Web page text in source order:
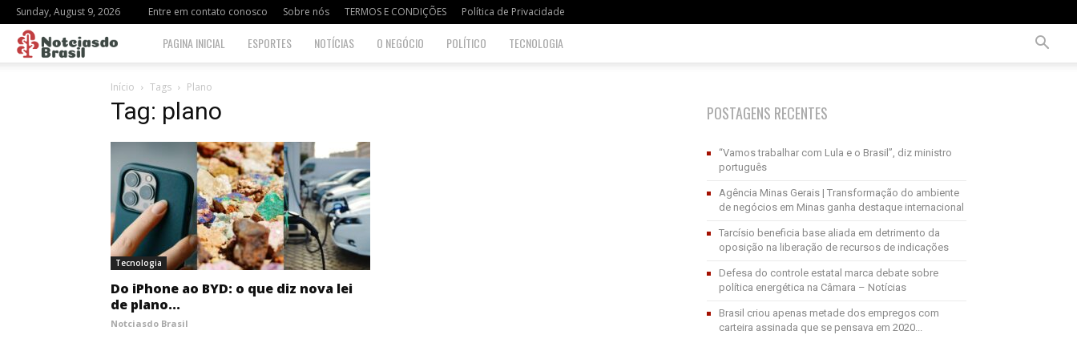
Sunday, August 9, 2026 Entre em contato conosco Sobre nós TERMOS E CONDIÇÕES Política de Privacidade
Notciasdo
Brasil
PAGINA INICIAL ESPORTES NOTÍCIAS O NEGÓCIO POLÍTICO TECNOLOGIA
Início Tags Plano
Tag: plano
Tecnologia
Do iPhone ao BYD: o que diz nova lei
de plano...
Notciasdo Brasil
POSTAGENS RECENTES
“Vamos trabalhar com Lula e o Brasil”, diz ministro
português
Agência Minas Gerais | Transformação do ambiente
de negócios em Minas ganha destaque internacional
Tarcísio beneficia base aliada em detrimento da
oposição na liberação de recursos de indicações
Defesa do controle estatal marca debate sobre
política energética na Câmara – Notícias
Brasil criou apenas metade dos empregos com
carteira assinada que se pensava em 2020...